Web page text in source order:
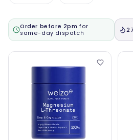
Order before 2pm for
same-day dispatch